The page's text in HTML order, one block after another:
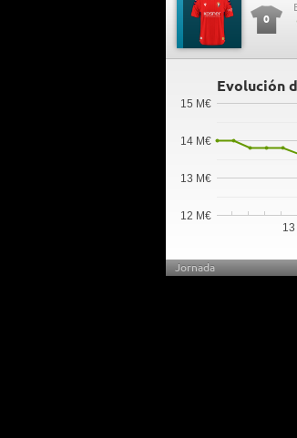
0
Evolución
12 M€
13 M€
14 M€
15 M€
Jornada